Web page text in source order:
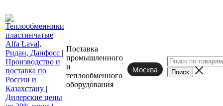
Поставка
промышленного
и
теплообменного
оборудования
Москва